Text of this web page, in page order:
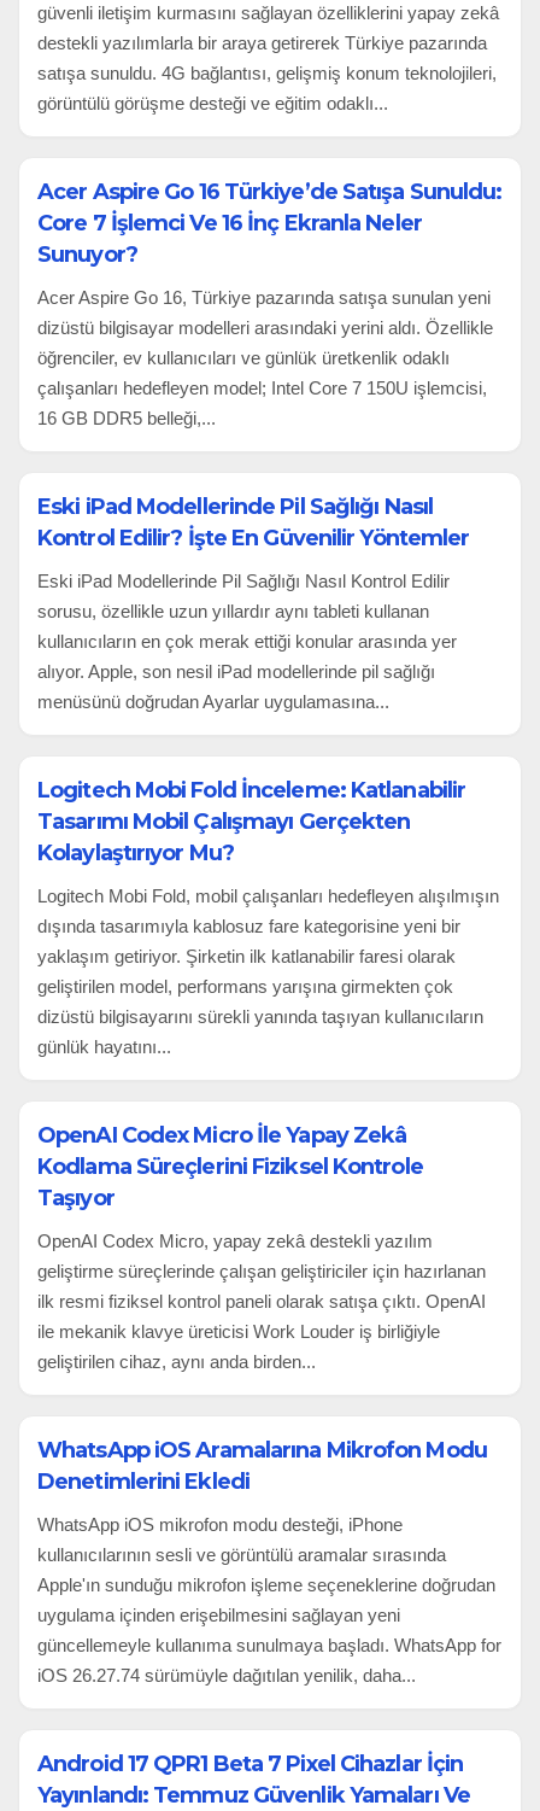
güvenli iletişim kurmasını sağlayan özelliklerini yapay zekâ
destekli yazılımlarla bir araya getirerek Türkiye pazarında
satışa sunuldu. 4G bağlantısı, gelişmiş konum teknolojileri,
görüntülü görüşme desteği ve eğitim odaklı...
Acer Aspire Go 16 Türkiye’de Satışa Sunuldu:
Core 7 İşlemci Ve 16 İnç Ekranla Neler
Sunuyor?
Acer Aspire Go 16, Türkiye pazarında satışa sunulan yeni
dizüstü bilgisayar modelleri arasındaki yerini aldı. Özellikle
öğrenciler, ev kullanıcıları ve günlük üretkenlik odaklı
çalışanları hedefleyen model; Intel Core 7 150U işlemcisi,
16 GB DDR5 belleği,...
Eski iPad Modellerinde Pil Sağlığı Nasıl
Kontrol Edilir? İşte En Güvenilir Yöntemler
Eski iPad Modellerinde Pil Sağlığı Nasıl Kontrol Edilir
sorusu, özellikle uzun yıllardır aynı tableti kullanan
kullanıcıların en çok merak ettiği konular arasında yer
alıyor. Apple, son nesil iPad modellerinde pil sağlığı
menüsünü doğrudan Ayarlar uygulamasına...
Logitech Mobi Fold İnceleme: Katlanabilir
Tasarımı Mobil Çalışmayı Gerçekten
Kolaylaştırıyor Mu?
Logitech Mobi Fold, mobil çalışanları hedefleyen alışılmışın
dışında tasarımıyla kablosuz fare kategorisine yeni bir
yaklaşım getiriyor. Şirketin ilk katlanabilir faresi olarak
geliştirilen model, performans yarışına girmekten çok
dizüstü bilgisayarını sürekli yanında taşıyan kullanıcıların
günlük hayatını...
OpenAI Codex Micro İle Yapay Zekâ
Kodlama Süreçlerini Fiziksel Kontrole
Taşıyor
OpenAI Codex Micro, yapay zekâ destekli yazılım
geliştirme süreçlerinde çalışan geliştiriciler için hazırlanan
ilk resmi fiziksel kontrol paneli olarak satışa çıktı. OpenAI
ile mekanik klavye üreticisi Work Louder iş birliğiyle
geliştirilen cihaz, aynı anda birden...
WhatsApp iOS Aramalarına Mikrofon Modu
Denetimlerini Ekledi
WhatsApp iOS mikrofon modu desteği, iPhone
kullanıcılarının sesli ve görüntülü aramalar sırasında
Apple'ın sunduğu mikrofon işleme seçeneklerine doğrudan
uygulama içinden erişebilmesini sağlayan yeni
güncellemeyle kullanıma sunulmaya başladı. WhatsApp for
iOS 26.27.74 sürümüyle dağıtılan yenilik, daha...
Android 17 QPR1 Beta 7 Pixel Cihazlar İçin
Yayınlandı: Temmuz Güvenlik Yamaları Ve